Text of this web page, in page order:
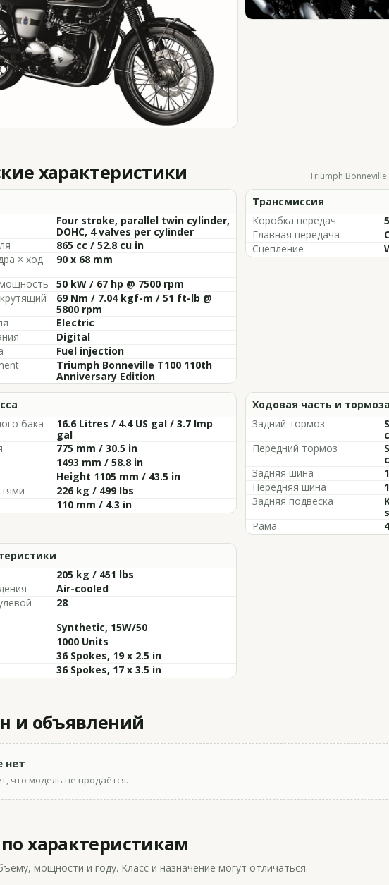
характеристики Triumph Bonneville
Four stroke, parallel twin cylinder,
DOHC, 4 valves per cylinder
865 cc / 52.8 cu in
× ход
90 x 68 mm
50 kW / 67 hp @ 7500 rpm
69 Nm / 7.04 kgf-m / 51 ft-lb @
5800 rpm
Electric
Digital
Fuel injection
Triumph Bonneville T100 110th
Anniversary Edition
Трансмиссия
Коробка передач
Главная передача
Сцепление
бака
16.6 Litres / 4.4 US gal / 3.7 Imp
gal
775 mm / 30.5 in
1493 mm / 58.8 in
Height 1105 mm / 43.5 in
226 kg / 499 lbs
110 mm / 4.3 in
Ходовая часть и тормоза
Задний тормоз
Передний тормоз
Задняя шина
Передняя шина
Задняя подвеска
Рама
205 kg / 451 lbs
Air-cooled
28
Synthetic, 15W/50
1000 Units
36 Spokes, 19 x 2.5 in
36 Spokes, 17 x 3.5 in
и объявлений
нет
что модель не продаётся.
характеристикам
мощности и году. Класс и назначение могут отличаться.